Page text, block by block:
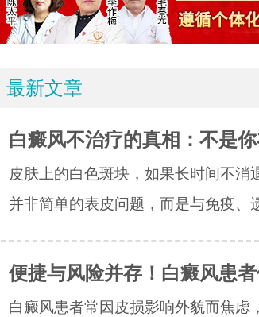
最新文章
白癜风不治疗的真相：不是
皮肤上的白色斑块，如果长时间不
并非简单的表皮问题，而是与免疫、
便捷与风险并存！白癜风患
白癜风患者常因皮损影响外貌而焦虑